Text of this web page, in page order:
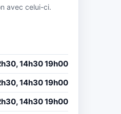
avec celui-ci.
14h30 19h00
14h30 19h00
14h30 19h00